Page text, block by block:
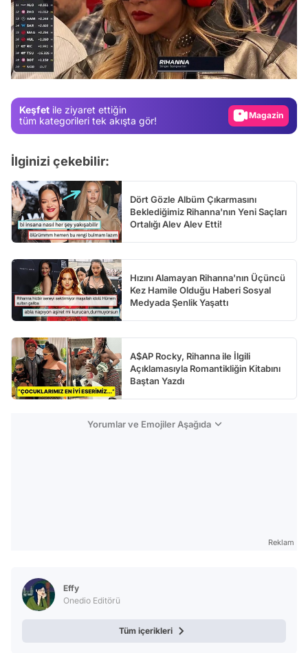
Keşfet ile ziyaret ettiğin
tüm kategorileri tek akışta gör!
Video
Test
Gündem
Video
İlginizi çekebilir:
Dört Gözle Albüm Çıkarmasını
Beklediğimiz Rihanna'nın Yeni Saçları
Ortalığı Alev Alev Etti!
Hızını Alamayan Rihanna'nın Üçüncü
Kez Hamile Olduğu Haberi Sosyal
Medyada Şenlik Yaşattı
A$AP Rocky, Rihanna ile İlgili
Açıklamasıyla Romantikliğin Kitabını
Baştan Yazdı
Yorumlar ve Emojiler Aşağıda
Reklam
Effy
Onedio Editörü
Tüm içerikleri